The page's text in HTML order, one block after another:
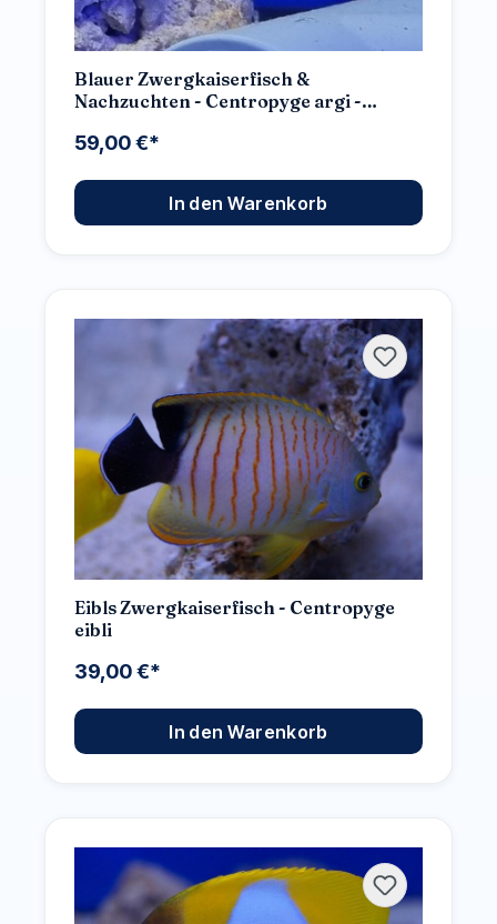
Blauer Zwergkaiserfisch &
Nachzuchten - Centropyge argi -
59,00 €*
In den Warenkorb
Eibls Zwergkaiserfisch - Centropyge
eibli
39,00 €*
In den Warenkorb